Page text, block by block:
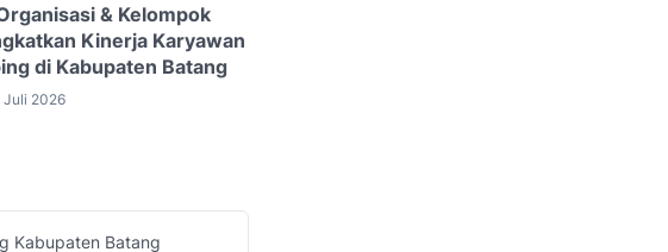
& Kelompok
Kinerja Karyawan
di Kabupaten Batang
Juli 2026
Kabupaten Batang